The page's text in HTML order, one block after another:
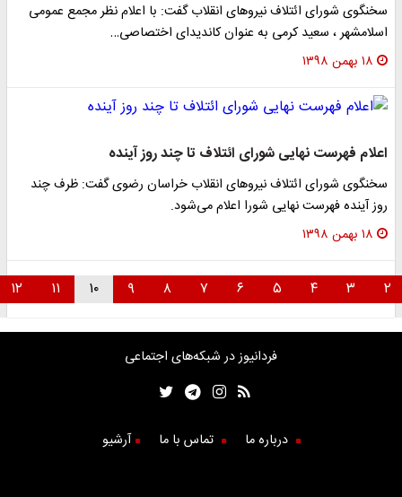
سخنگوی شورای ائتلاف نیروهای انقلاب گفت: با اعلام نظر مجمع عمومی
اسلامشهر ، سعید کرمی به عنوان کاندیدای اختصاصی…
۱۸ بهمن ۱۳۹۸
اعلام فهرست نهایی شورای ائتلاف تا چند روز آینده
سخنگوی شورای ائتلاف نیرو‌های انقلاب خراسان رضوی گفت: ظرف چند
روز آینده فهرست نهایی شورا اعلام می‌شود.
۱۸ بهمن ۱۳۹۸
۲ ۳ ۴ ۵ ۶ ۷ ۸ ۹ ۱۰ ۱۱ ۱۲
فردانیوز در شبکه‌های اجتماعی
درباره ما تماس با ما آرشیو